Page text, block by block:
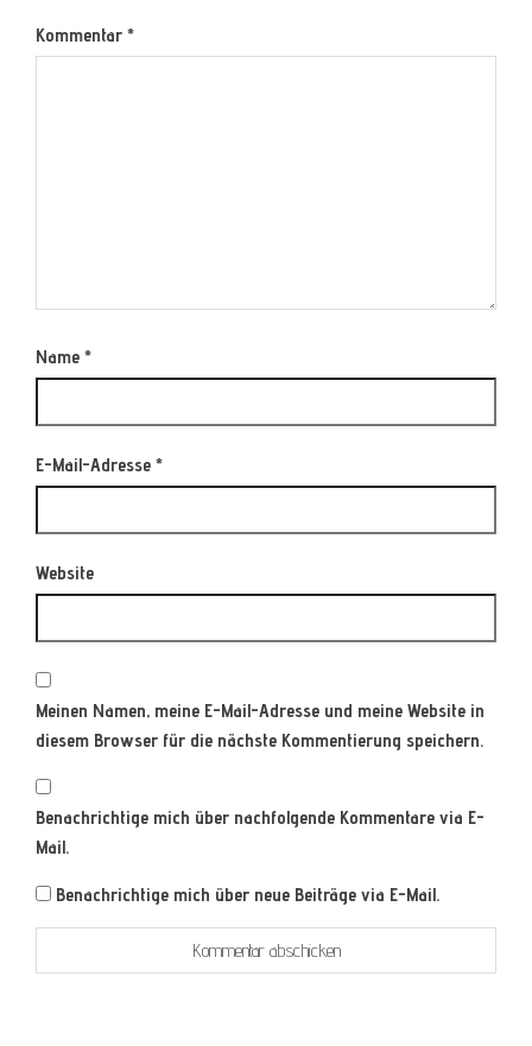
Kommentar *
Name *
E-Mail-Adresse *
Website
Meinen Namen, meine E-Mail-Adresse und meine Website in
diesem Browser für die nächste Kommentierung speichern.
Benachrichtige mich über nachfolgende Kommentare via E-
Mail.
Benachrichtige mich über neue Beiträge via E-Mail.